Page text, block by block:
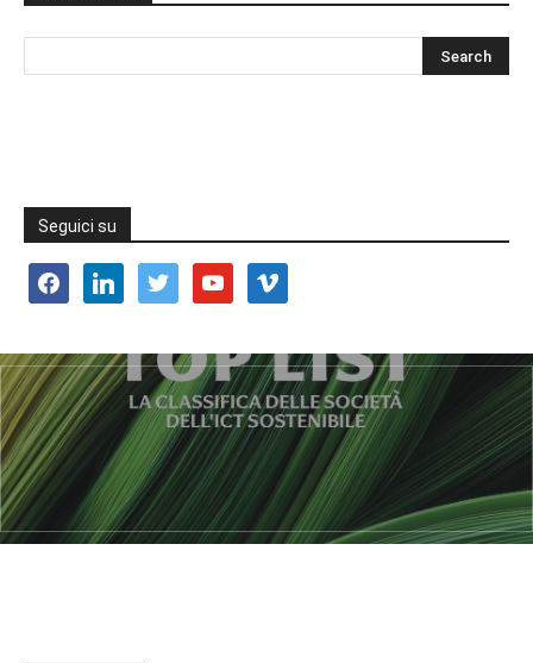
Seguici su
facebooklinkedin twitter youtube vimeo